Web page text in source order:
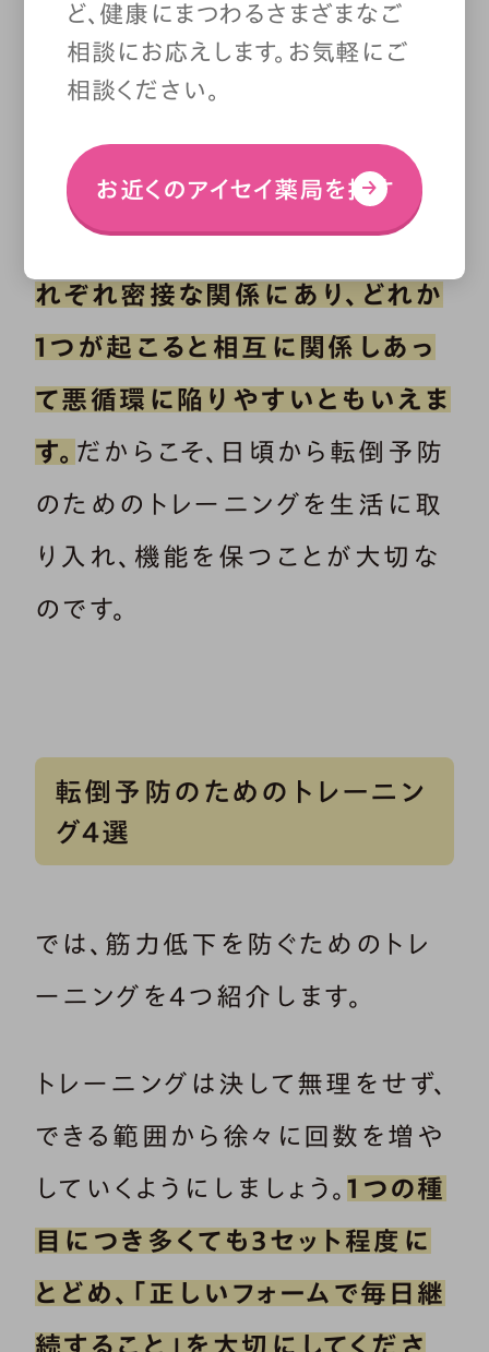
ります。
筋力低下によって姿勢が崩れ、姿
勢の崩れがバランス機能の低下に
つながるなど、これらの要因はそ
れぞれ密接な関係にあり、どれか
1つが起こると相互に関係しあっ
て悪循環に陥りやすいともいえま
す。 だからこそ、日頃から転倒予防
のためのトレーニングを生活に取
り入れ、機能を保つことが大切な
のです。
転倒予防のためのトレーニン
グ4選
では、筋力低下を防ぐためのトレ
ーニングを4つ紹介します。
トレーニングは決して無理をせず、
できる範囲から徐々に回数を増や
していくようにしましょう。1つの種
目につき多くても3セット程度に
とどめ、「正しいフォームで毎日継
続すること」を大切にしてくださ
ど、健康にまつわるさまざまなご
相談にお応えします。お気軽にご
相談ください。
お近くのアイセイ薬局を探す